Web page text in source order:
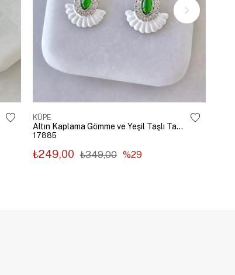
KÜPE
Altın Kaplama Gömme ve Yeşil Taşlı Tasarım Küpe Gümüş
17885
₺249,00 ₺349,00 %29